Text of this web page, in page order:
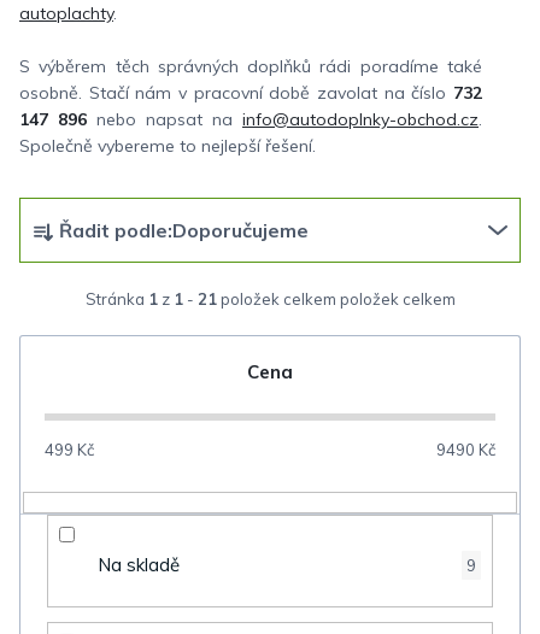
autoplachty.
S výběrem těch správných doplňků rádi poradíme také
osobně. Stačí nám v pracovní době zavolat na číslo 732
147 896 nebo napsat na info@autodoplnky-obchod.cz.
Společně vybereme to nejlepší řešení.
Stránka 1z 1- 21položek celkem
a
e
o
Řadit podle:Doporučujeme
Cena
499 Kč 9490 Kč
Na skladě 9